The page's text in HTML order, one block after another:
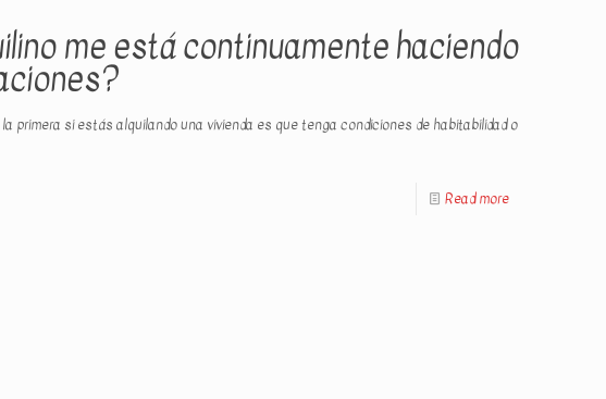
me está continuamente haciendo
primera si estás alquilando una vivienda es que tenga condiciones de habitabilidad o
Read more